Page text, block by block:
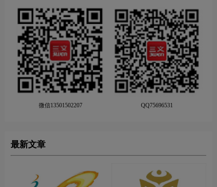
微信13501502207 QQ75696531
最新文章